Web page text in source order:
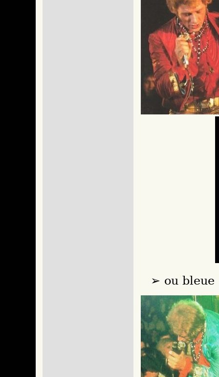
ou bleue